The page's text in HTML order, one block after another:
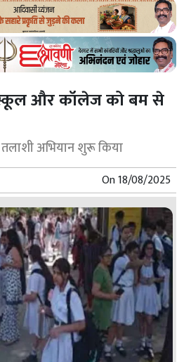
और कॉलेज को बम से
अभियान शुरू किया
On18/08/2025